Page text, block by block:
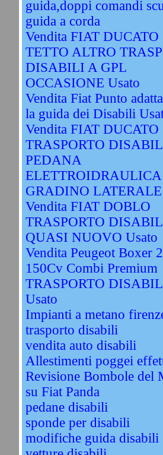
guida,doppi comandi
guida a corda
Vendita FIAT DUCATO
TETTO ALTRO
DISABILI A GPL
OCCASIONE Usato
Vendita Fiat Punto
la guida dei Disabili
Vendita FIAT DUCATO
TRASPORTO
PEDANA
ELETTROIDRAULICA
GRADINO LATERALE
Vendita FIAT DOBLO
TRASPORTO
QUASI NUOVO Usato
Vendita Peugeot Boxer
150Cv Combi Premium
TRASPORTO
Usato
Impianti a metano
trasporto disabili
vendita auto disabili
Allestimenti poggei
Revisione Bombole del
su Fiat Panda
pedane disabili
sponde per disabili
modifiche guida disabili